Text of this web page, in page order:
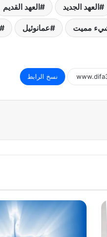
العهد الجديد العهد القديم
مميت عمانوئيل
نسخ الرابط